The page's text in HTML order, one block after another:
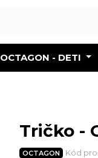
OCTAGON - DETI
Tričko -
OCTAGON Kód